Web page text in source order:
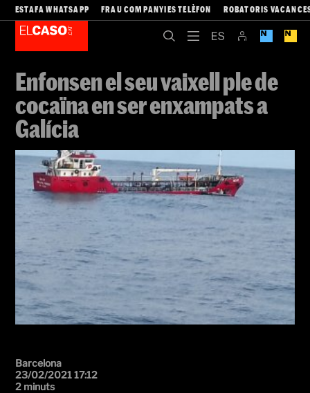
ESTAFA WHATSAPP FRAU COMPANYIES TELÈFON ROBATORIS
Enfonsen el seu vaixell ple de
cocaïna en ser enxampats a
Galícia
Barcelona
23/02/2021 17:12
2 minuts